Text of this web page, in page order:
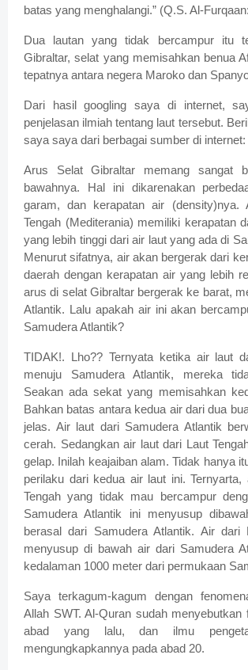
batas yang menghalangi.” (Q.S. Al-
Dua lautan yang tidak bercampur itu
Gibraltar, selat yang memisahkan benua
tepatnya antara negera Maroko dan
Dari hasil googling saya di internet,
penjelasan ilmiah tentang laut tersebut.
saya saya dari berbagai sumber di internet:
Arus Selat Gibraltar memang sangat
bawahnya. Hal ini dikarenakan
garam, dan kerapatan air
Tengah (Mediterania) memiliki kerapatan
yang lebih tinggi dari air laut yang ada di
Menurut sifatnya, air akan bergerak dari
daerah dengan kerapatan air yang lebih
arus di selat Gibraltar bergerak ke barat,
Atlantik. Lalu apakah air ini akan
Samudera Atlantik?
TIDAK!. Lho?? Ternyata ketika air laut
menuju Samudera Atlantik, mereka
Seakan ada sekat yang memisahkan
Bahkan batas antara kedua air dari dua
jelas. Air laut dari Samudera Atlantik
cerah. Sedangkan air laut dari Laut
gelap. Inilah keajaiban alam. Tidak hanya
perilaku dari kedua air laut ini.
Tengah yang tidak mau bercampur
Samudera Atlantik ini menyusup
berasal dari Samudera Atlantik. Air dari
menyusup di bawah air dari Samudera
kedalaman 1000 meter dari permukaan
Saya terkagum-kagum dengan
Allah SWT. Al-Quran sudah menyebutkan
abad yang lalu, dan ilmu
mengungkapkannya pada abad 20.